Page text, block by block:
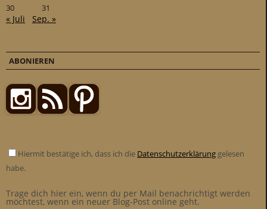
30
31
« Juli Sep. »
ABONIEREN
Hiermit bestätige ich, dass ich die Datenschutzerklärung gelesen
habe.
Trage dich hier ein, wenn du per Mail benachrichtigt werden
möchtest, wenn ein neuer Blog-Post online geht.